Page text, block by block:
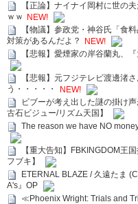
【正論】ナイナイ岡村に世の
ｗｗ NEW!
【物議】参政党・神谷氏「食
対策があるんだよ？
NEW!
【悲報】愛煙家の岸谷蘭丸、
【悲報】元フジテレビ渡邊渚
う・・・・・
NEW!
ビブーが考え出した謎の掛け
古石ビジュー/リズム天国】
The reason we have NO
【重大告知】FBKINGDOM王
フブキ】
ETERNAL BLAZE / 久遠たま
A's』OP
≪Phoenix Wright: Trials and